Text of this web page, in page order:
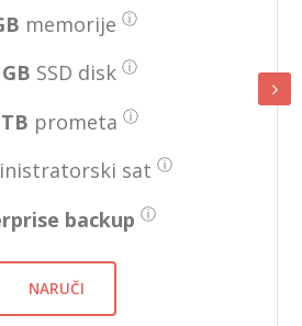
memorije ⓘ
SSD disk ⓘ
prometa ⓘ
sat ⓘ
backup ⓘ
NARUČI